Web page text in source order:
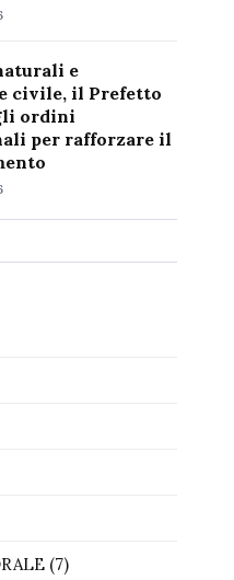
e
civile, il Prefetto
ordini
per rafforzare il
(7)